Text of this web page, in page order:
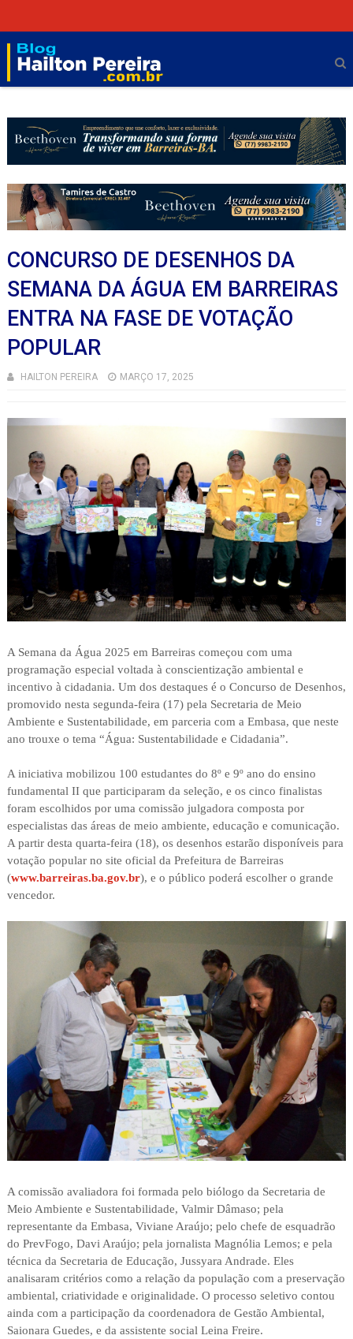
CONCURSO DE DESENHOS DA
SEMANA DA ÁGUA EM BARREIRAS
ENTRA NA FASE DE VOTAÇÃO
POPULAR
HAILTON PEREIRA MARÇO 17, 2025
A Semana da Água 2025 em Barreiras começou com uma
programação especial voltada à conscientização ambiental e
incentivo à cidadania. Um dos destaques é o Concurso de Desenhos,
promovido nesta segunda-feira (17) pela Secretaria de Meio
Ambiente e Sustentabilidade, em parceria com a Embasa, que neste
ano trouxe o tema “Água: Sustentabilidade e Cidadania”.
A iniciativa mobilizou 100 estudantes do 8º e 9º ano do ensino
fundamental II que participaram da seleção, e os cinco finalistas
foram escolhidos por uma comissão julgadora composta por
especialistas das áreas de meio ambiente, educação e comunicação.
A partir desta quarta-feira (18), os desenhos estarão disponíveis para
votação popular no site oficial da Prefeitura de Barreiras
(www.barreiras.ba.gov.br), e o público poderá escolher o grande
vencedor.
A comissão avaliadora foi formada pelo biólogo da Secretaria de
Meio Ambiente e Sustentabilidade, Valmir Dâmaso; pela
representante da Embasa, Viviane Araújo; pelo chefe de esquadrão
do PrevFogo, Davi Araújo; pela jornalista Magnólia Lemos; e pela
técnica da Secretaria de Educação, Jussyara Andrade. Eles
analisaram critérios como a relação da população com a preservação
ambiental, criatividade e originalidade. O processo seletivo contou
ainda com a participação da coordenadora de Gestão Ambiental,
Saionara Guedes, e da assistente social Leina Freire.